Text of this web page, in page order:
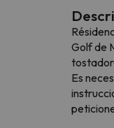
Golf de
Es